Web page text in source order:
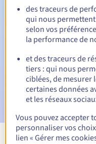
Notifications
E-mails
date d'échéance
E-mail le jour de
suspension du nom de
E-mail après la
notification de la
des traceurs de
qui nous
selon vos
la performance de
et des traceurs de
tiers : qui nous
ciblées, de mesurer
certaines données
et les réseaux
Vous pouvez accepter
personnaliser vos
lien « Gérer mes